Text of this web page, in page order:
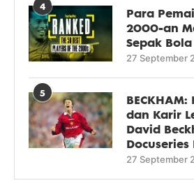
4
Para
2000-an
Sepak
27 September
5
dan Karir
David
27 September